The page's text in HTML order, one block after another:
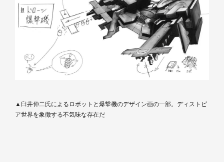
▲臼井伸二氏によるロボットと爆撃機のデザイン画の一部。ディストピ
ア世界を象徴する不気味な存在だ